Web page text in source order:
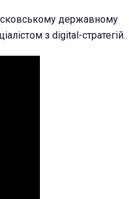
державному
з digital-стратегій.